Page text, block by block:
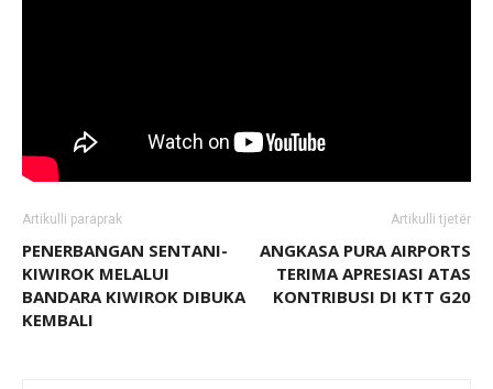
Artikulli paraprak
PENERBANGAN SENTANI-
KIWIROK MELALUI
BANDARA KIWIROK DIBUKA
KEMBALI
Artikulli tjetër
ANGKASA PURA AIRPORTS
TERIMA APRESIASI ATAS
KONTRIBUSI DI KTT G20